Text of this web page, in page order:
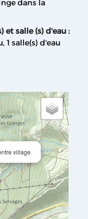
dans la
et salle (s) d'eau :
1 salle(s) d'eau
village